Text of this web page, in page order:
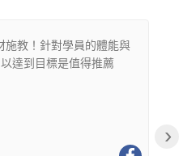
施教！針對學員的體能與
達到目標是值得推薦
›